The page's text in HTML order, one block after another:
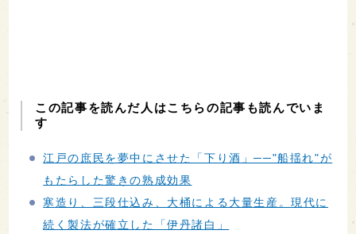
この記事を読んだ人はこちらの記事も読んでいま
す
江戸の庶民を夢中にさせた「下り酒」──"船揺れ"が
もたらした驚きの熟成効果
寒造り、三段仕込み、大桶による大量生産。現代に
続く製法が確立した「伊丹諸白」